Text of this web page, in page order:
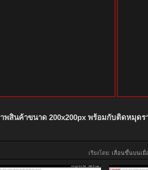
สินค้าขนาด 200x200px พร้อมกับติดหมุดร
เรียงโดย: เลื่อนขึ้นบนเมื่